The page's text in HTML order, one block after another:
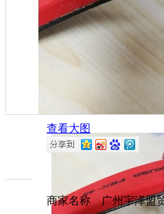
查看大图
商家名称 广州宇泽盟